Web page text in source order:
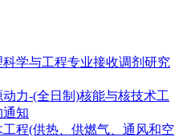
学与工程专业接收调剂研究
力-(全日制)核能与核技术工
知
程(供热、供燃气、通风和空